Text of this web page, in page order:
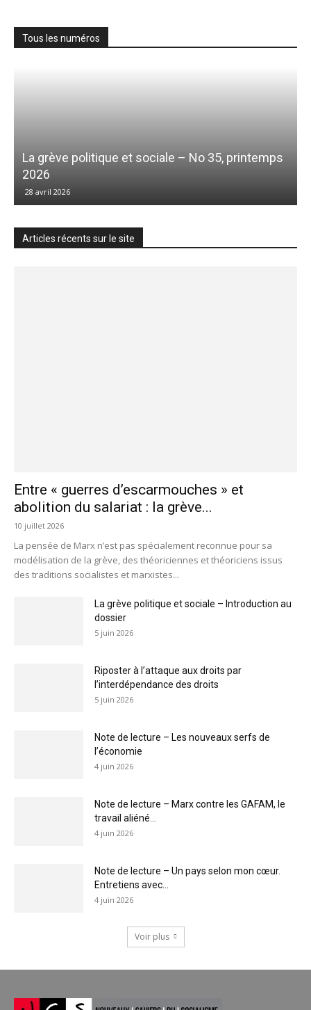
Tous les numéros
La grève politique et sociale – No 35, printemps
2026
28 avril 2026
Articles récents sur le site
Entre « guerres d’escarmouches » et
abolition du salariat : la grève...
10 juillet 2026
La pensée de Marx n’est pas spécialement reconnue pour sa
modélisation de la grève, des théoriciennes et théoriciens issus
des traditions socialistes et marxistes...
La grève politique et sociale – Introduction au
dossier
5 juin 2026
Riposter à l’attaque aux droits par
l’interdépendance des droits
5 juin 2026
Note de lecture – Les nouveaux serfs de
l’économie
4 juin 2026
Note de lecture – Marx contre les GAFAM, le
travail aliéné...
4 juin 2026
Note de lecture – Un pays selon mon cœur.
Entretiens avec...
4 juin 2026
Voir plus